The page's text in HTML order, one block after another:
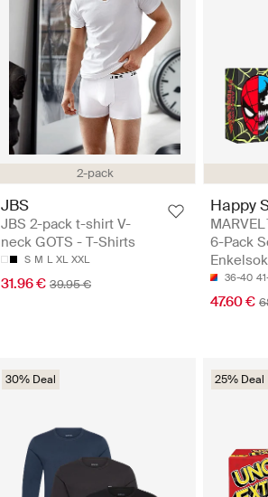
2-pack
JBS
JBS 2-pack t-shirt V-
neck GOTS - T-Shirts
S M L XL XXL
31.96 € 39.95 €
Happy
6-Pack
36-40
47.60 €
30% Deal 25% Deal